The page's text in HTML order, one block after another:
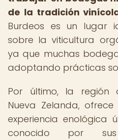
de la tradición
Burdeos es un lugar
sobre la viticultura
ya que muchas
adoptando prácticas
Por último, la región
Nueva Zelanda,
experiencia enológica
conocido por